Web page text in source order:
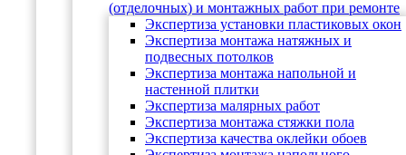
(отделочных) и монтажных работ при ремонте
Экспертиза установки пластиковых окон
Экспертиза монтажа натяжных и
подвесных потолков
Экспертиза монтажа напольной и
настенной плитки
Экспертиза малярных работ
Экспертиза монтажа стяжки пола
Экспертиза качества оклейки обоев